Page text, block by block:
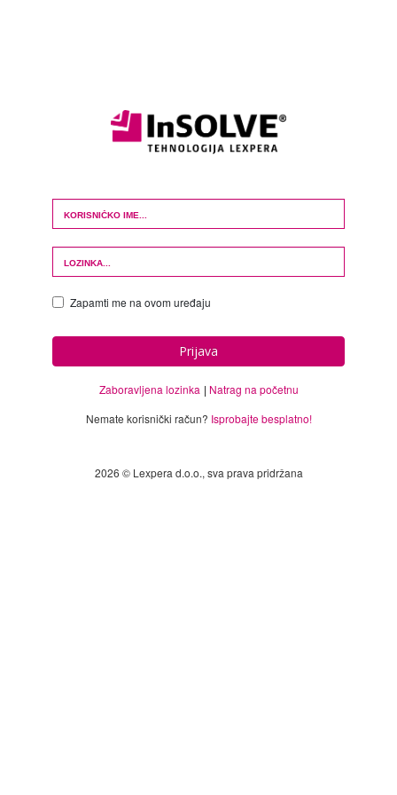
Login Form
Zapamti me na ovom uređaju
Prijava
Zaboravljena lozinka
Natrag na početnu
Nemate korisnički račun? Isprobajte besplatno!
2026 © Lexpera d.o.o., sva prava pridržana